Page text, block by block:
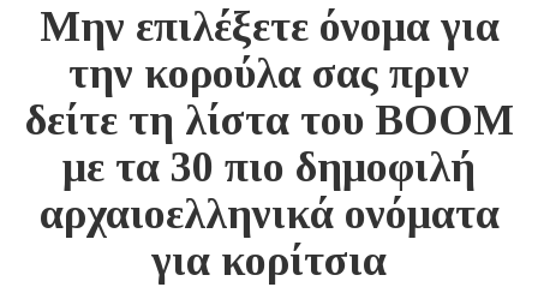
Μην επιλέξετε όνομα για
την κορούλα σας πριν
δείτε τη λίστα του BOOM
με τα 30 πιο δημοφιλή
αρχαιοελληνικά ονόματα
για κορίτσια